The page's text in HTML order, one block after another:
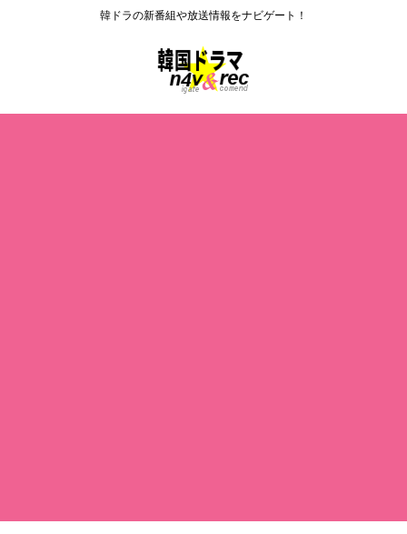
韓ドラの新番組や放送情報をナビゲート！